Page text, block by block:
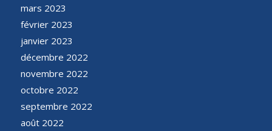
mars 2023
février 2023
janvier 2023
décembre 2022
novembre 2022
octobre 2022
septembre 2022
août 2022